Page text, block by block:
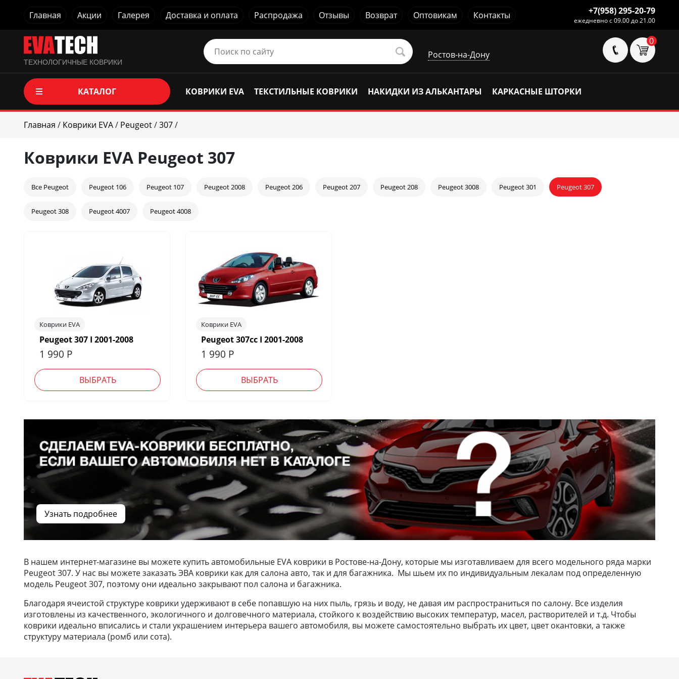
Главная Акции Галерея Доставка и оплата Распродажа Отзывы Возврат Оптовикам Контакты +7(958) 295-20-79
ежедневно с 09.00 до 21.00
ТЕХНОЛОГИЧНЫЕ КОВРИКИ
Ростов-на-Дону
0
КАТАЛОГ КОВРИКИ EVA ТЕКСТИЛЬНЫЕ КОВРИКИ НАКИДКИ ИЗ АЛЬКАНТАРЫ КАРКАСНЫЕ ШТОРКИ
Главная / Коврики EVA/ Peugeot/307/
Коврики EVA Peugeot 307
Все Peugeot Peugeot 106 Peugeot 107 Peugeot 2008 Peugeot 206 Peugeot 207 Peugeot 208 Peugeot 3008 Peugeot 301 Peugeot 307
Peugeot 308 Peugeot 4007 Peugeot 4008
Коврики EVA
Peugeot 307 I 2001-2008
1 990 Р
ВЫБРАТЬ
Коврики EVA
Peugeot 307cc I 2001-2008
1 990 Р
ВЫБРАТЬ
Узнать подробнее
В нашем интернет-магазине вы можете купить автомобильные EVA коврики в Ростове-на-Дону, которые мы изготавливаем для всего модельного ряда марки
Peugeot 307. У нас вы можете заказать ЭВА коврики как для салона авто, так и для багажника. Мы шьем их по индивидуальным лекалам под определенную
модель Peugeot 307, поэтому они идеально закрывают пол салона и багажника.
Благодаря ячеистой структуре коврики удерживают в себе попавшую на них пыль, грязь и воду, не давая им распространиться по салону. Все изделия
изготовлены из качественного, экологичного и долговечного материала, стойкого к воздействию высоких температур, масел, растворителей и т.д. Чтобы
коврики идеально вписались и стали украшением интерьера вашего автомобиля, вы можете самостоятельно выбрать их цвет, цвет окантовки, а также
структуру материала (ромб или сота).